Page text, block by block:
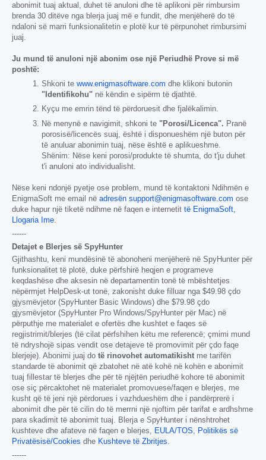
abonimit tuaj aktual, duhet të anuloni dhe të aplikoni për rimbursim
brenda 30 ditëve nga blerja juaj më e fundit, dhe menjëherë do të
ndaloni së marri funksionalitetin e plotë kur të përpunohet rimbursimi
juaj.
Ju mund të anuloni një abonim ose një Periudhë Prove si më
poshtë:
Shkoni te www.enigmasoftware.com dhe klikoni butonin
"Identifikohu" në këndin e sipërm të djathtë.
Kyçu me emrin tënd të përdoruesit dhe fjalëkalimin.
Në menynë e navigimit, shkoni te "Porosi/Licenca". Pranë
porosisë/licencës suaj, është i disponueshëm një buton për
të anuluar abonimin tuaj, nëse është e aplikueshme.
Shënim: Nëse keni porosi/produkte të shumta, do t'ju duhet
t'i anuloni ato individualisht.
Nëse keni ndonjë pyetje ose problem, mund të kontaktoni Ndihmën e
EnigmaSoft me email në adresën support@enigmasoftware.com ose
duke hapur një tiketë ndihme në faqen e internetit të EnigmaSoft,
Llogaria Ime
------
Detajet e Blerjes së SpyHunter
Gjithashtu, keni mundësinë të abonoheni menjëherë në SpyHunter për
funksionalitet të plotë, duke përfshirë heqjen e programeve
keqdashëse dhe aksesin në departamentin tonë të mbështetjes
nëpërmjet HelpDesk-ut tonë, zakonisht duke filluar nga $49.98 çdo
gjysmëvjetor (SpyHunter Basic Windows) dhe $79.98 çdo
gjysmëvjetor (SpyHunter Pro Windows/SpyHunter për Mac) në
përputhje me materialet e ofertës dhe kushtet e faqes së
regjistrimit/blerjes (të cilat përfshihen këtu me referencë; çmimi mund
të ndryshojë sipas vendit ose detajeve të promovimit për çdo faqe
blerjeje). Abonimi juaj do të rinovohet automatikisht me tarifën
standarde të abonimit që zbatohet në atë kohë në kohën e abonimit
tuaj fillestar të blerjes dhe për të njëjtën periudhë kohore të abonimit
ose siç përcaktohet në materialet promovuese/faqen e blerjes, me
kusht që të jeni një përdorues i vazhdueshëm dhe i pandërprerë i
abonimit dhe për të cilin do të merrni një njoftim për tarifat e ardhshme
para skadimit të abonimit tuaj. Blerja e SpyHunter i nënshtrohet
kushteve dhe afateve në faqen e blerjes,
EULA/TOS
Politikës së
Privatësisë/Cookies dhe Kushteve të Zbritjes
------